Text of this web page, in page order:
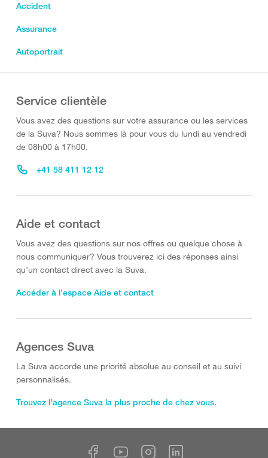
Accident
Assurance
Autoportrait
Service clientèle
Vous avez des questions sur votre assurance ou les services
de la Suva? Nous sommes là pour vous du lundi au vendredi
de 08h00 à 17h00.
+41 58 411 12 12
Aide et contact
Vous avez des questions sur nos offres ou quelque chose à
nous communiquer? Vous trouverez ici des réponses ainsi
qu’un contact direct avec la Suva.
Accéder à l’espace Aide et contact
Agences Suva
La Suva accorde une priorité absolue au conseil et au suivi
personnalisés.
Trouvez l'agence Suva la plus proche de chez vous.